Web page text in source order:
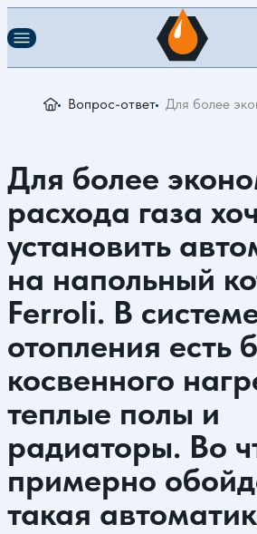
Вопрос-ответ Для более
Для более
расхода газа
установить
на напольный
Ferroli. В
отопления есть
косвенного
теплые полы и
радиаторы. Во
примерно
такая